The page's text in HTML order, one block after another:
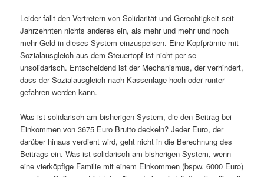
Leider fällt den Vertretern von Solidarität und Gerechtigkeit seit
Jahrzehnten nichts anderes ein, als mehr und mehr und noch
mehr Geld in dieses System einzuspeisen. Eine Kopfprämie mit
Sozialausgleich aus dem Steuertopf ist nicht per se
unsolidarisch. Entscheidend ist der Mechanismus, der verhindert,
dass der Sozialausgleich nach Kassenlage hoch oder runter
gefahren werden kann.
Was ist solidarisch am bisherigen System, die den Beitrag bei
Einkommen von 3675 Euro Brutto deckeln? Jeder Euro, der
darüber hinaus verdient wird, geht nicht in die Berechnung des
Beitrags ein. Was ist solidarisch am bisherigen System, wenn
eine vierköpfige Familie mit einem Einkommen (bspw. 6000 Euro)